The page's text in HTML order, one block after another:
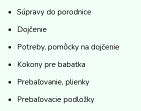
Súpravy do porodnice
Dojčenie
Potreby, pomôcky na dojčenie
Kokony pre babatka
Prebaľovanie, plienky
Prebaľovacie podložky